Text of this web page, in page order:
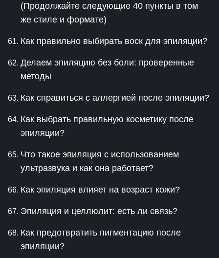
(Продолжайте следующие 40 пункты в том
же стиле и формате)
Как правильно выбирать воск для эпиляции?
Делаем эпиляцию без боли: проверенные
методы
Как справиться с аллергией после эпиляции?
Как выбрать правильную косметику после
эпиляции?
Что такое эпиляция с использованием
ультразвука и как она работает?
Как эпиляция влияет на возраст кожи?
Эпиляция и целлюлит: есть ли связь?
Как предотвратить пигментацию после
эпиляции?